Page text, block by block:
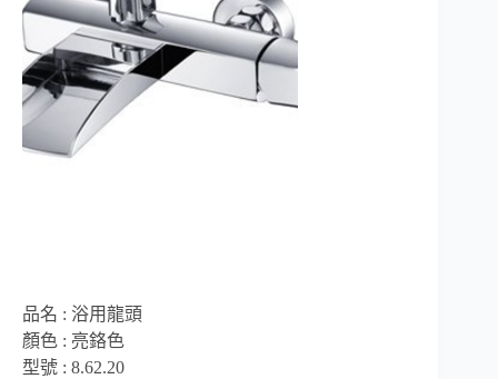
品名 : 浴用龍頭
顏色 : 亮鉻色
型號 : 8.62.20